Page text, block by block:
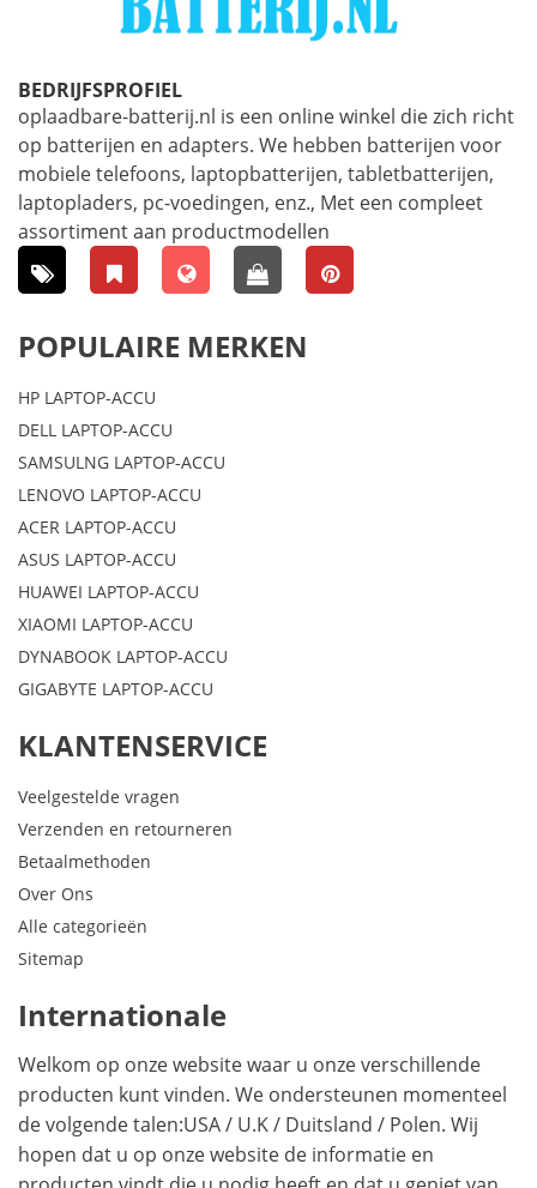
BEDRIJFSPROFIEL
oplaadbare-batterij.nl is een online winkel die zich richt
op batterijen en adapters. We hebben batterijen voor
mobiele telefoons, laptopbatterijen, tabletbatterijen,
laptopladers, pc-voedingen, enz., Met een compleet
assortiment aan productmodellen
POPULAIRE MERKEN
HP LAPTOP-ACCU
DELL LAPTOP-ACCU
SAMSULNG LAPTOP-ACCU
LENOVO LAPTOP-ACCU
ACER LAPTOP-ACCU
ASUS LAPTOP-ACCU
HUAWEI LAPTOP-ACCU
XIAOMI LAPTOP-ACCU
DYNABOOK LAPTOP-ACCU
GIGABYTE LAPTOP-ACCU
KLANTENSERVICE
Veelgestelde vragen
Verzenden en retourneren
Betaalmethoden
Over Ons
Alle categorieën
Sitemap
Internationale
Welkom op onze website waar u onze verschillende
producten kunt vinden. We ondersteunen momenteel
de volgende talen:USA/ U.K/ Duitsland / Polen. Wij
hopen dat u op onze website de informatie en